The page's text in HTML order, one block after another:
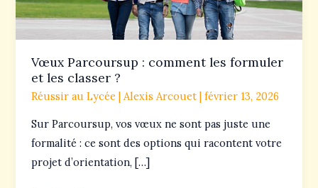
Vœux Parcoursup : comment les formuler
et les classer ?
Réussir au Lycée |Alexis Arcouet|février 13, 2026
Sur Parcoursup, vos vœux ne sont pas juste une
formalité : ce sont des options qui racontent votre
projet d’orientation, […]
classer